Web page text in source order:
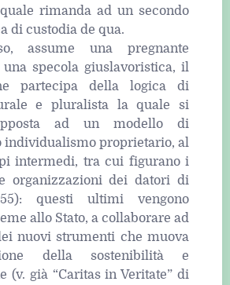
rimanda ad un secondo
di custodia de qua.
assume una pregnante
specola giuslavoristica, il
partecipa della logica di
e pluralista la quale si
ad un modello di
individualismo proprietario, al
intermedi, tra cui figurano i
organizzazioni dei datori di
questi ultimi vengono
allo Stato, a collaborare ad
nuovi strumenti che muova
della sostenibilità e
(v. già “Caritas in Veritate” di